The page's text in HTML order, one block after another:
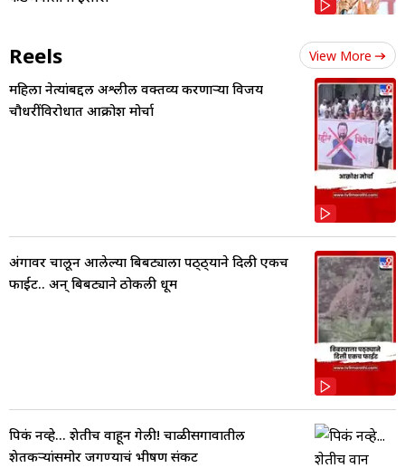
Reels View More
महिला नेत्यांबद्दल अश्लील वक्तव्य करणाऱ्या विजय
चौधरींविरोधात आक्रोश मोर्चा
अंगावर चालून आलेल्या बिबट्याला पठ्ठ्याने दिली एकच
फाईट.. अन् बिबट्याने ठोकली धूम
पिकं नव्हे... शेतीच वाहून गेली! चाळीसगावातील
शेतकऱ्यांसमोर जगण्याचं भीषण संकट